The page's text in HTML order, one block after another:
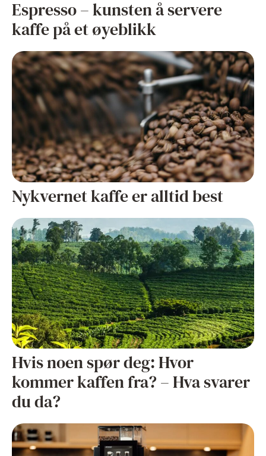
Espresso – kunsten å servere
kaffe på et øyeblikk
Nykvernet kaffe er alltid best
Hvis noen spør deg: Hvor
kommer kaffen fra? – Hva svarer
du da?